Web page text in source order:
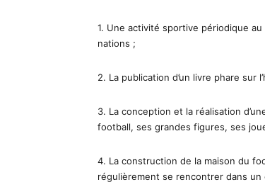
1. Une activité sportive périodique
nations ;
2. La publication d’un livre phare sur
3. La conception et la réalisation
football, ses grandes figures, ses
4. La construction de la maison du
régulièrement se rencontrer dans